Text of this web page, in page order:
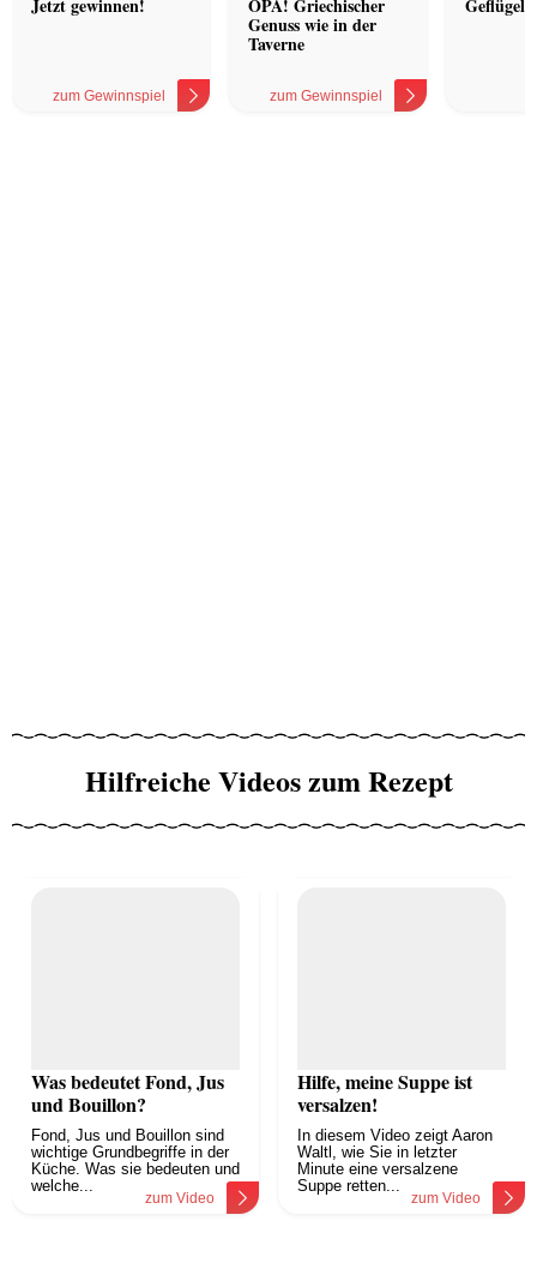
Jetzt gewinnen!
zum Gewinnspiel
OPA! Griechischer
Genuss wie in der
Taverne
zum Gewinnspiel
Geflügel
Hilfreiche Videos zum Rezept
Was bedeutet Fond, Jus
und Bouillon?
Fond, Jus und Bouillon sind
wichtige Grundbegriffe in der
Küche. Was sie bedeuten und
welche...
zum Video
Hilfe, meine Suppe ist
versalzen!
In diesem Video zeigt Aaron
Waltl, wie Sie in letzter
Minute eine versalzene
Suppe retten...
zum Video